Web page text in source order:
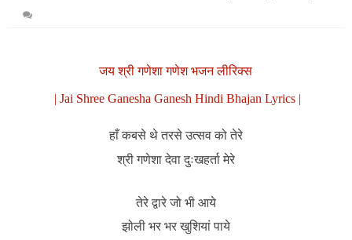
जय श्री गणेशा गणेश भजन लीरिक्स
| Jai Shree Ganesha Ganesh Hindi Bhajan Lyrics |
हाँ कबसे थे तरसे उत्सव को तेरे
श्री गणेशा देवा दुःखहर्ता मेरे
तेरे द्वारे जो भी आये
झोली भर भर खुशियां पाये